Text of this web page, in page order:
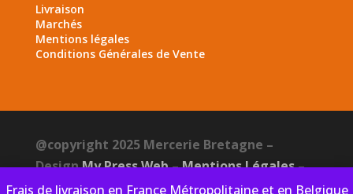
Frais de livraison en France Métropolitaine et en Belgique
Livraison
Marchés
Mentions légales
Conditions Générales de Vente
@copyright 2025 Mercerie Bretagne –
DesignMy Press Web–Mentions Légales–
CGV–Politique de confidentialité